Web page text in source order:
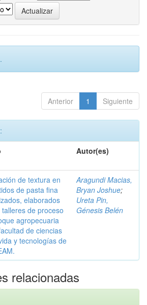
Anterior 1 Siguiente
Autor(es)
de textura en
de pasta fina
elaborados
de proceso
agropecuaria
de ciencias
y tecnologías de
Aragundi Macias,
Bryan Joshue;
Ureta Pin,
Génesis Belén
relacionadas